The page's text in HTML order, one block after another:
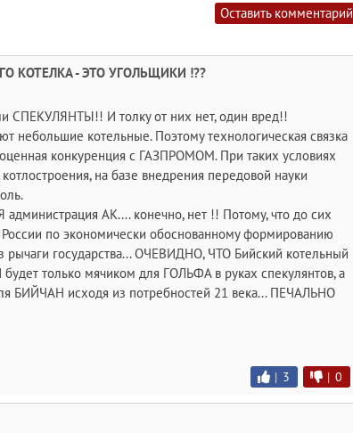
Оставить комментарий
КОТЕЛКА - ЭТО УГОЛЬЩИКИ !??
СПЕКУЛЯНТЫ!! И толку от них нет, один вред!!
небольшие котельные. Поэтому технологическая связка
конкуренция с ГАЗПРОМОМ. При таких условиях
на базе внедрения передовой науки
АК.... конечно, нет !! Потому, что до сих
по экономически обоснованному формированию
рычаги государства... ОЧЕВИДНО, ЧТО Бийский котельный
только мячиком для ГОЛЬФА в руках спекулянтов, а
БИЙЧАН исходя из потребностей 21 века... ПЕЧАЛЬНО
| 3 | 0